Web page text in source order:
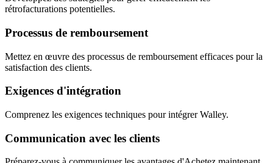
rétrofacturations potentielles.
Processus de remboursement
Mettez en œuvre des processus de remboursement efficaces pour la
satisfaction des clients.
Exigences d'intégration
Comprenez les exigences techniques pour intégrer Walley.
Communication avec les clients